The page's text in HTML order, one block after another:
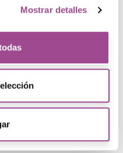
Mostrar detalles